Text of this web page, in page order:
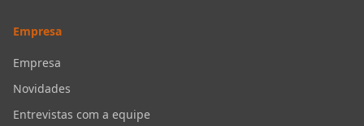
Empresa
Empresa
Novidades
Entrevistas com a equipe